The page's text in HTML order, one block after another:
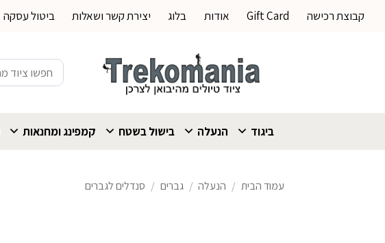
קבוצת רכישה Gift Card אודות בלוג יצירת קשר ושאלות ביטול עסקה
חיפוש
עבור:
ביגוד הנעלה בישול בשטח קמפינג ומחנאות
עמוד הבית / הנעלה / גברים / סנדלים לגברים